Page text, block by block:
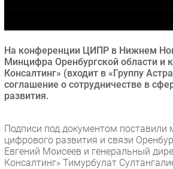
Инновации
CIO/Управление ИТ
Гаджеты
Здоровье
Новости
Аналитика
На конференции ЦИПР в Нижнем
Минцифра Оренбургской области и
Консалтинг» (входит в «Группу
соглашение о сотрудничестве в
развития.
Подписи под документом поставили
цифрового развития и связи
Евгений Моисеев и генеральный
Консалтинг» Тимурбулат